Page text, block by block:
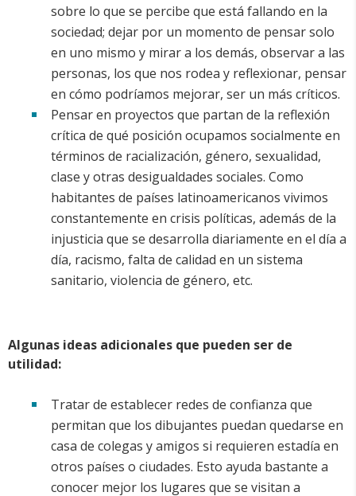
sobre lo que se percibe que está fallando en la
sociedad; dejar por un momento de pensar solo
en uno mismo y mirar a los demás, observar a las
personas, los que nos rodea y reflexionar, pensar
en cómo podríamos mejorar, ser un más críticos.
Pensar en proyectos que partan de la reflexión
crítica de qué posición ocupamos socialmente en
términos de racialización, género, sexualidad,
clase y otras desigualdades sociales. Como
habitantes de países latinoamericanos vivimos
constantemente en crisis políticas, además de la
injusticia que se desarrolla diariamente en el día a
día, racismo, falta de calidad en un sistema
sanitario, violencia de género, etc.
Algunas ideas adicionales que pueden ser de
utilidad:
Tratar de establecer redes de confianza que
permitan que los dibujantes puedan quedarse en
casa de colegas y amigos si requieren estadía en
otros países o ciudades. Esto ayuda bastante a
conocer mejor los lugares que se visitan a